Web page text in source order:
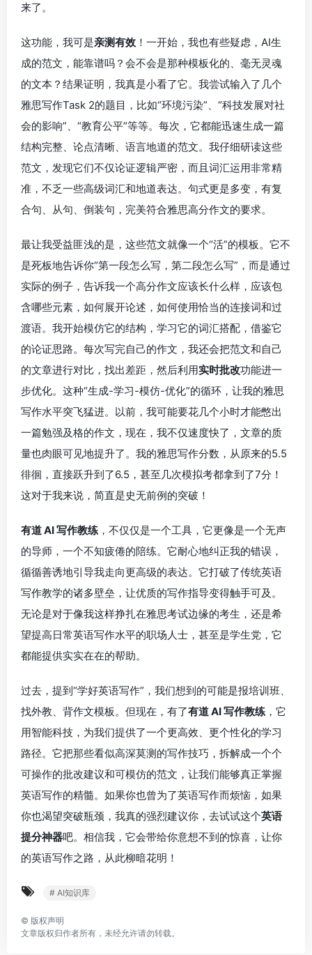
来了。
这功能，我可是亲测有效 ！一开始，我也有些疑虑，AI生
成的范文，能靠谱吗？会不会是那种模板化的、毫无灵魂
的文本？结果证明，我真是小看了它。我尝试输入了几个
雅思写作Task 2的题目，比如“环境污染”、“科技发展对社
会的影响”、“教育公平”等等。每次，它都能迅速生成一篇
结构完整、论点清晰、语言地道的范文。我仔细研读这些
范文，发现它们不仅论证逻辑严密，而且词汇运用非常精
准，不乏一些高级词汇和地道表达。句式更是多变，有复
合句、从句、倒装句，完美符合雅思高分作文的要求。
最让我受益匪浅的是，这些范文就像一个“活”的模板。它不
是死板地告诉你“第一段怎么写，第二段怎么写”，而是通过
实际的例子，告诉我一个高分作文应该长什么样，应该包
含哪些元素，如何展开论述，如何使用恰当的连接词和过
渡语。我开始模仿它的结构，学习它的词汇搭配，借鉴它
的论证思路。每次写完自己的作文，我还会把范文和自己
的文章进行对比，找出差距，然后利用实时批改功能进一
步优化。这种“生成-学习-模仿-优化”的循环，让我的雅思
写作水平突飞猛进。以前，我可能要花几个小时才能憋出
一篇勉强及格的作文，现在，我不仅速度快了，文章的质
量也肉眼可见地提升了。我的雅思写作分数，从原来的5.5
徘徊，直接跃升到了6.5，甚至几次模拟考都拿到了7分！
这对于我来说，简直是史无前例的突破！
有道 AI 写作教练 ，不仅仅是一个工具，它更像是一个无声
的导师，一个不知疲倦的陪练。它耐心地纠正我的错误，
循循善诱地引导我走向更高级的表达。它打破了传统英语
写作教学的诸多壁垒，让优质的写作指导变得触手可及。
无论是对于像我这样挣扎在雅思考试边缘的考生，还是希
望提高日常英语写作水平的职场人士，甚至是学生党，它
都能提供实实在在的帮助。
过去，提到“学好英语写作”，我们想到的可能是报培训班、
找外教、背作文模板。但现在，有了有道 AI 写作教练 ，它
用智能科技，为我们提供了一个更高效、更个性化的学习
路径。它把那些看似高深莫测的写作技巧，拆解成一个个
可操作的批改建议和可模仿的范文，让我们能够真正掌握
英语写作的精髓。如果你也曾为了英语写作而烦恼，如果
你也渴望突破瓶颈，我真的强烈建议你，去试试这个英语
提分神器吧。相信我，它会带给你意想不到的惊喜，让你
的英语写作之路，从此柳暗花明！
# AI知识库
© 版权声明
文章版权归作者所有，未经允许请勿转载。